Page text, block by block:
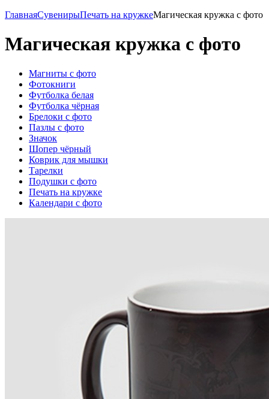
ГлавнаяСувенирыПечать на кружкеМагическая кружка с фото
Магическая кружка с фото
Магниты с фото
Фотокниги
Футболка белая
Футболка чёрная
Брелоки с фото
Пазлы с фото
Значок
Шопер чёрный
Коврик для мышки
Тарелки
Подушки с фото
Печать на кружке
Календари с фото